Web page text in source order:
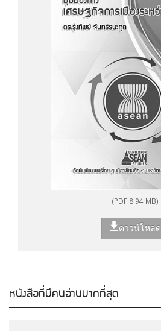
(PDF 8.94 MB)
ดาวน์โหลด
หนังสือที่มีคนอ่านมากที่สุด